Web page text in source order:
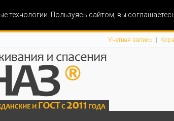
технологии. Пользуясь сайтом, вы
Учетная запись